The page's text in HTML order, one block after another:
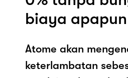
biaya apapun
Atome akan
keterlambatan